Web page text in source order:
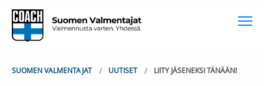
SUOMEN VALMENTAJAT UUTISET LIITY JÄSENEKSI TÄNÄÄN!